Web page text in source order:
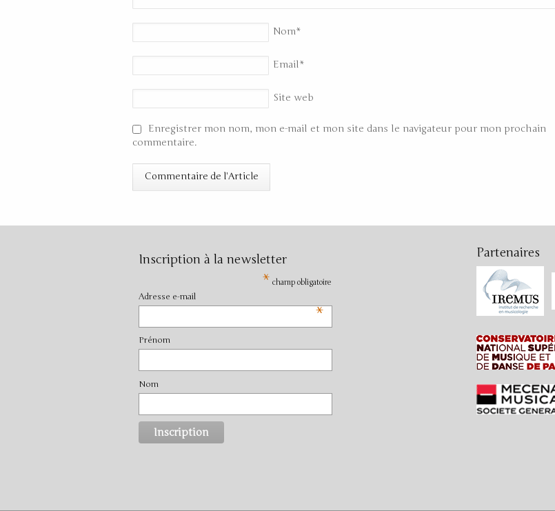
Nom*
Email*
Site web
Enregistrer mon nom, mon e-mail et mon site dans le navigateur pour mon prochain
commentaire.
Inscription à la newsletter
* champ obligatoire
Adresse e-mail
*
Prénom
Nom
Partenaires